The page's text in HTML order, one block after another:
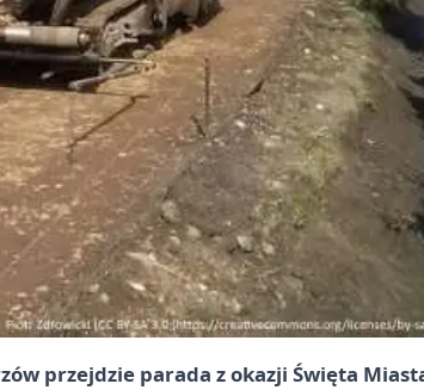
przejdzie parada z okazji Święta